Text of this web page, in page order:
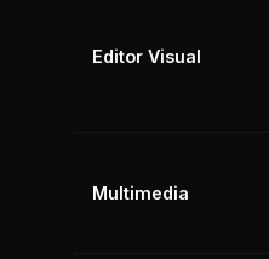
Editor Visual
Multimedia